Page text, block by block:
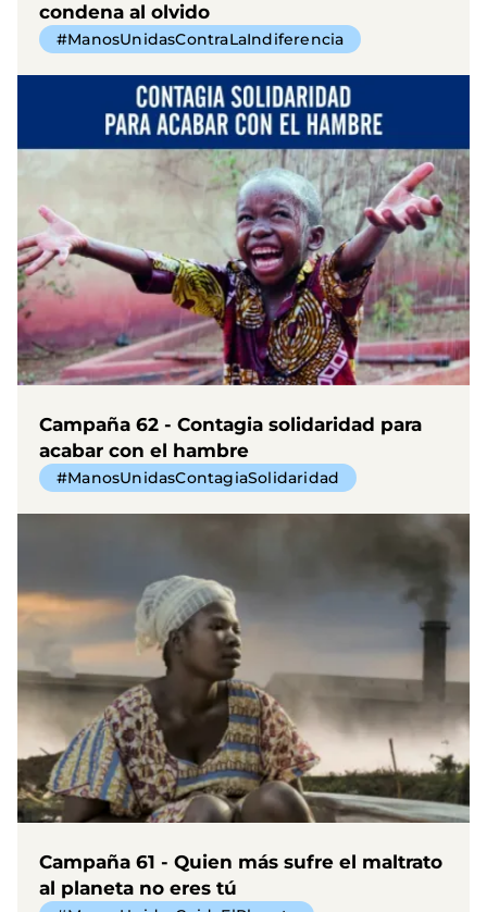
condena al olvido
#ManosUnidasContraLaIndiferencia
Campaña 62 - Contagia solidaridad para
acabar con el hambre
#ManosUnidasContagiaSolidaridad
Campaña 61 - Quien más sufre el maltrato
al planeta no eres tú